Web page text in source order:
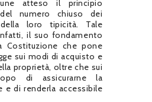
atteso il principio
numero chiuso dei
loro tipicità. Tale
il suo fondamento
Costituzione che pone
sui modi di acquisto e
proprietà, oltre che sui
di assicurarne la
e di renderla accessibile